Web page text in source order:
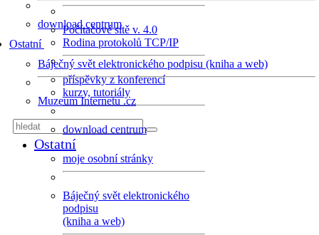
download centrum
Ostatní
Báječný svět elektronického podpisu (kniha a web)
Muzeum Internetu .cz
Počítačové sítě v. 4.0
Rodina protokolů TCP/IP
příspěvky z konferencí
kurzy, tutoriály
download centrum
Ostatní
moje osobní stránky
Báječný svět elektronického
podpisu
(kniha a web)